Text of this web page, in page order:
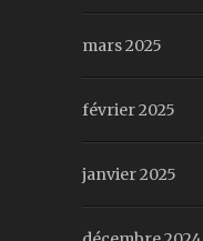
mars 2025
février 2025
janvier 2025